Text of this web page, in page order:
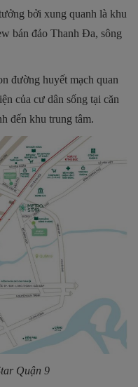
bởi xung quanh là khu
bán đảo Thanh Đa, sông
đường huyết mạch quan
của cư dân sống tại căn
đến khu trung tâm.
Quận 9